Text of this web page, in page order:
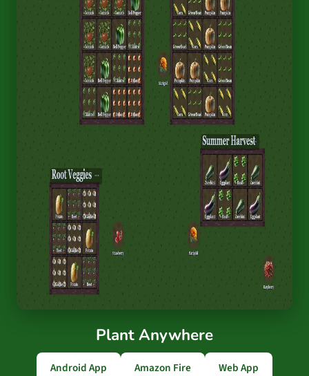
Plant Anywhere
Android App Amazon Fire Web App